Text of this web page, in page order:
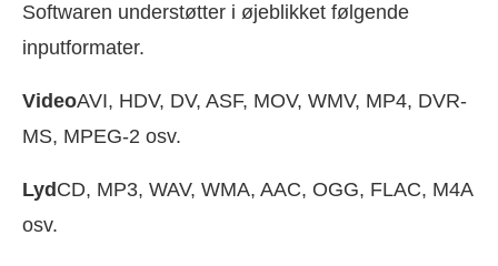
Softwaren understøtter i øjeblikket følgende
inputformater.
VideoAVI, HDV, DV, ASF, MOV, WMV, MP4, DVR-
MS, MPEG-2 osv.
Lyd CD, MP3, WAV, WMA, AAC, OGG, FLAC, M4A
osv.